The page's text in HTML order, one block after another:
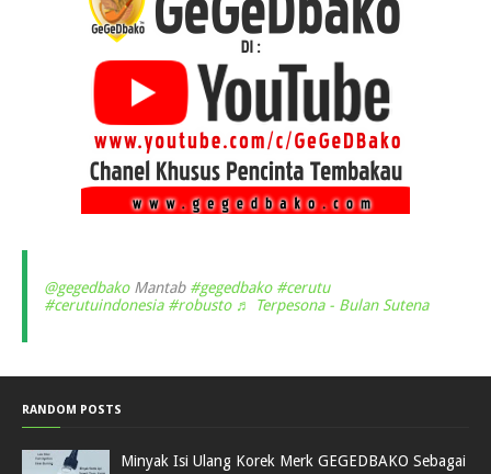
@gegedbakoMantab #gegedbako #cerutu
#cerutuindonesia #robusto ♬ Terpesona - Bulan Sutena
RANDOM POSTS
Minyak Isi Ulang Korek Merk GEGEDBAKO Sebagai